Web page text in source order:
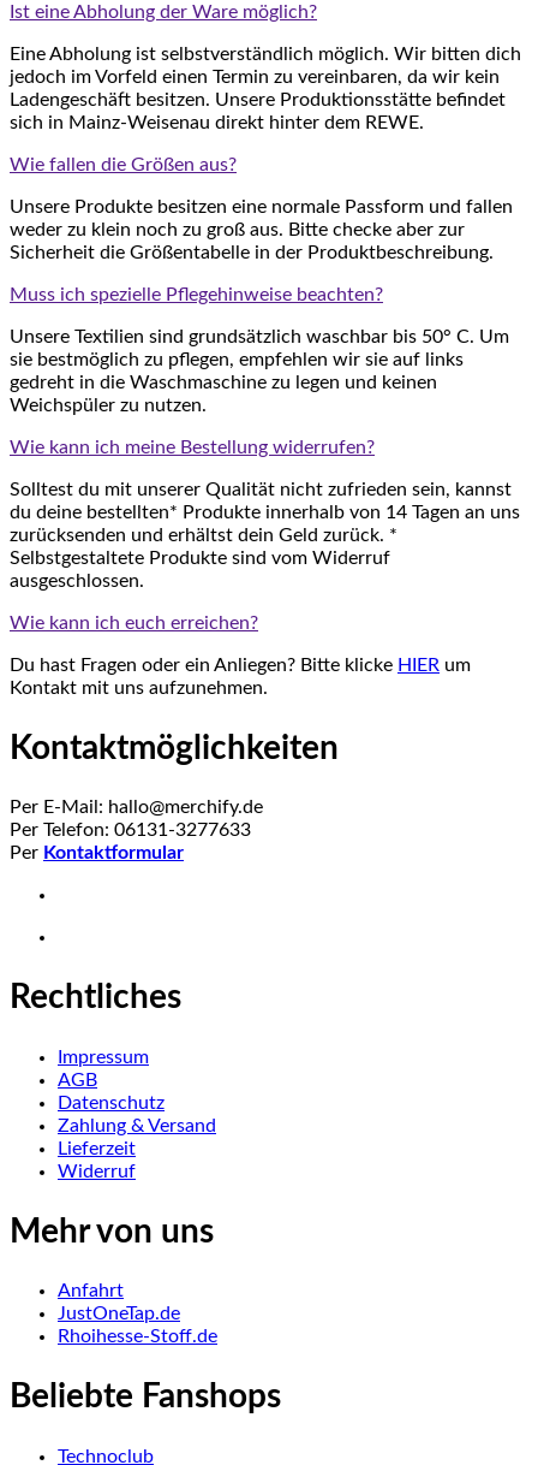
Ist eine Abholung der Ware möglich?
Eine Abholung ist selbstverständlich möglich. Wir bitten dich
jedoch im Vorfeld einen Termin zu vereinbaren, da wir kein
Ladengeschäft besitzen. Unsere Produktionsstätte befindet
sich in Mainz-Weisenau direkt hinter dem REWE.
Wie fallen die Größen aus?
Unsere Produkte besitzen eine normale Passform und fallen
weder zu klein noch zu groß aus. Bitte checke aber zur
Sicherheit die Größentabelle in der Produktbeschreibung.
Muss ich spezielle Pflegehinweise beachten?
Unsere Textilien sind grundsätzlich waschbar bis 50° C. Um
sie bestmöglich zu pflegen, empfehlen wir sie auf links
gedreht in die Waschmaschine zu legen und keinen
Weichspüler zu nutzen.
Wie kann ich meine Bestellung widerrufen?
Solltest du mit unserer Qualität nicht zufrieden sein, kannst
du deine bestellten* Produkte innerhalb von 14 Tagen an uns
zurücksenden und erhältst dein Geld zurück. *
Selbstgestaltete Produkte sind vom Widerruf
ausgeschlossen.
Wie kann ich euch erreichen?
Du hast Fragen oder ein Anliegen? Bitte klicke HIER um
Kontakt mit uns aufzunehmen.
Kontaktmöglichkeiten
Per E-Mail: hallo@merchify.de
Per Telefon: 06131-3277633
Per Kontaktformular
Rechtliches
Impressum
AGB
Datenschutz
Zahlung & Versand
Lieferzeit
Widerruf
Mehr von uns
Anfahrt
JustOneTap.de
Rhoihesse-Stoff.de
Beliebte Fanshops
Technoclub